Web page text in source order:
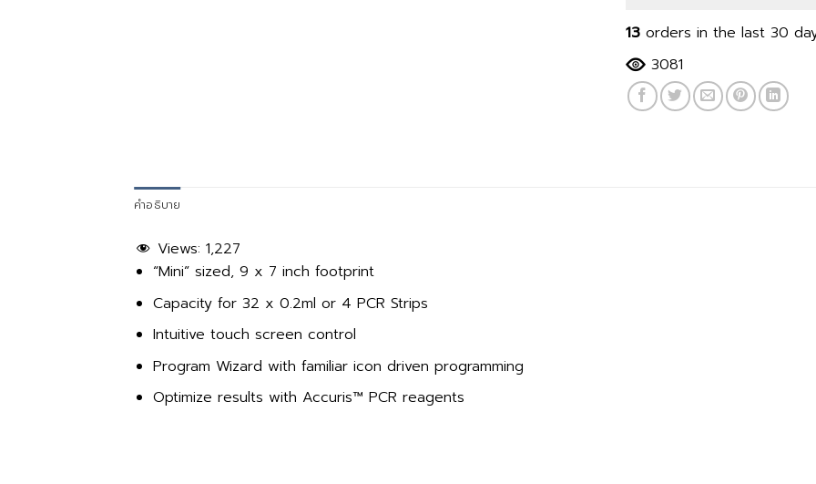
13 orders in the last 30
3081
คำอธิบาย
Views: 1,227
“Mini” sized, 9 x 7 inch footprint
Capacity for 32 x 0.2ml or 4 PCR Strips
Intuitive touch screen control
Program Wizard with familiar icon driven programming
Optimize results with Accuris™ PCR reagents